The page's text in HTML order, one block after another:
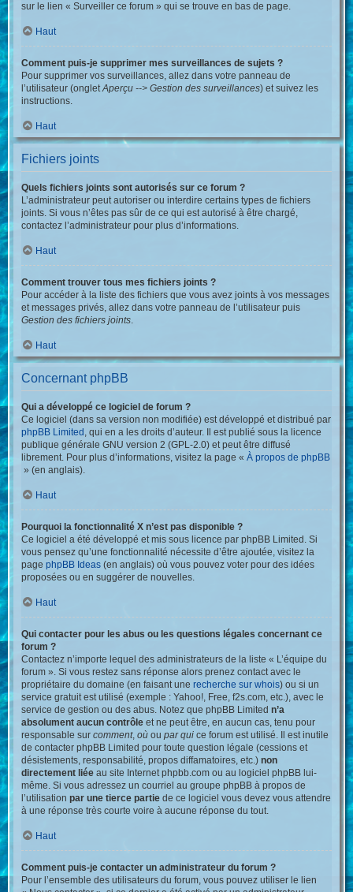
sur le lien « Surveiller ce forum » qui se trouve en bas de page.
Haut
Comment puis-je supprimer mes surveillances de sujets ?
Pour supprimer vos surveillances, allez dans votre panneau de
l’utilisateur (ongletAperçu --> Gestion des surveillances) et suivez les
instructions.
Haut
Fichiers joints
Quels fichiers joints sont autorisés sur ce forum ?
L’administrateur peut autoriser ou interdire certains types de fichiers
joints. Si vous n’êtes pas sûr de ce qui est autorisé à être chargé,
contactez l’administrateur pour plus d’informations.
Haut
Comment trouver tous mes fichiers joints ?
Pour accéder à la liste des fichiers que vous avez joints à vos messages
et messages privés, allez dans votre panneau de l’utilisateur puis
Gestion des fichiers joints.
Haut
Concernant phpBB
Qui a développé ce logiciel de forum ?
Ce logiciel (dans sa version non modifiée) est développé et distribué par
phpBB Limited , qui en a les droits d’auteur. Il est publié sous la licence
publique générale GNU version 2 (GPL-2.0) et peut être diffusé
librement. Pour plus d’informations, visitez la page «À propos de phpBB
» (en anglais).
Haut
Pourquoi la fonctionnalité X n’est pas disponible ?
Ce logiciel a été développé et mis sous licence par phpBB Limited. Si
vous pensez qu’une fonctionnalité nécessite d’être ajoutée, visitez la
pagephpBB Ideas (en anglais) où vous pouvez voter pour des idées
proposées ou en suggérer de nouvelles.
Haut
Qui contacter pour les abus ou les questions légales concernant ce
forum ?
Contactez n’importe lequel des administrateurs de la liste « L’équipe du
forum ». Si vous restez sans réponse alors prenez contact avec le
propriétaire du domaine (en faisant unerecherche sur whois) ou si un
service gratuit est utilisé (exemple : Yahoo!, Free, f2s.com, etc.), avec le
service de gestion ou des abus. Notez que phpBB Limitedn’a
absolument aucun contrôle et ne peut être, en aucun cas, tenu pour
responsable surcomment,où oupar qui ce forum est utilisé. Il est inutile
de contacter phpBB Limited pour toute question légale (cessions et
désistements, responsabilité, propos diffamatoires, etc.)non
directement liée au site Internet phpbb.com ou au logiciel phpBB lui-
même. Si vous adressez un courriel au groupe phpBB à propos de
l’utilisationpar une tierce partie de ce logiciel vous devez vous attendre
à une réponse très courte voire à aucune réponse du tout.
Haut
Comment puis-je contacter un administrateur du forum ?
Pour l’ensemble des utilisateurs du forum, vous pouvez utiliser le lien